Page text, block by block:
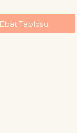
Ebat Tablosu